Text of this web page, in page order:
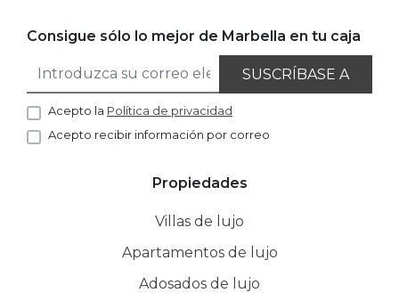
Consigue sólo lo mejor de Marbella en tu caja
SUSCRÍBASE A
Acepto la Política de privacidad
Acepto recibir información por correo
Propiedades
Villas de lujo
Apartamentos de lujo
Adosados de lujo